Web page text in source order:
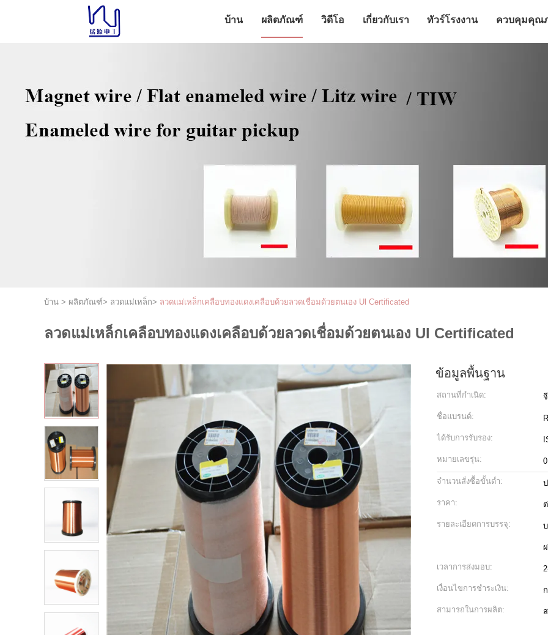
บ้าน ผลิตภัณฑ์ วิดีโอ เกี่ยวกับเรา ทัวร์โรงงาน ควบคุมคุณ
บ้าน > ผลิตภัณฑ์> ลวดแม่เหล็ก> ลวดแม่เหล็กเคลือบทองแดงเคลือบด้วยลวดเชื่อมด้วยตนเอง Ul Certificated
ลวดแม่เหล็กเคลือบทองแดงเคลือบด้วยลวดเชื่อมด้วยตนเอง Ul Certificated
ข้อมูลพื้นฐาน
สถานที่กำเนิด:
ชื่อแบรนด์:
ได้รับการรับรอง:
หมายเลขรุ่น:
จำนวนสั่งซื้อขั้นต่ำ:
ราคา:
รายละเอียดการบรรจุ:
เวลาการส่งมอบ:
เงื่อนไขการชำระเงิน:
สามารถในการผลิต: